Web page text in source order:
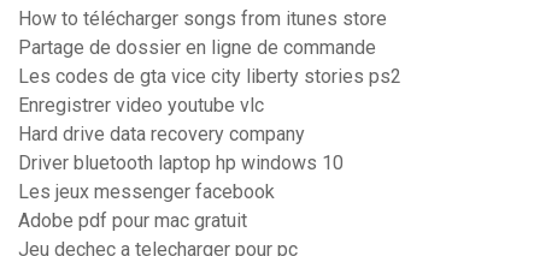
How to télécharger songs from itunes store
Partage de dossier en ligne de commande
Les codes de gta vice city liberty stories ps2
Enregistrer video youtube vlc
Hard drive data recovery company
Driver bluetooth laptop hp windows 10
Les jeux messenger facebook
Adobe pdf pour mac gratuit
Jeu dechec a telecharger pour pc